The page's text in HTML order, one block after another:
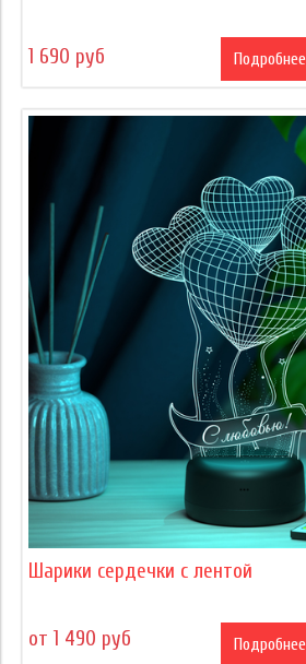
1 690 руб Подробнее
Шарики сердечки c лентой
от 1 490 руб Подробнее